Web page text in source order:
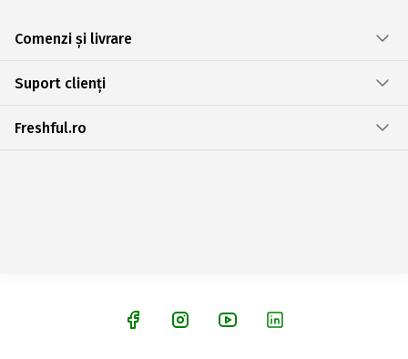
Comenzi și livrare
Suport clienți
Freshful.ro